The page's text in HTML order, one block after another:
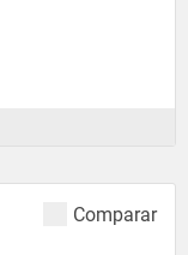
Comparar